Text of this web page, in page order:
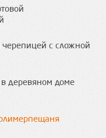
с сложной
деревяном доме